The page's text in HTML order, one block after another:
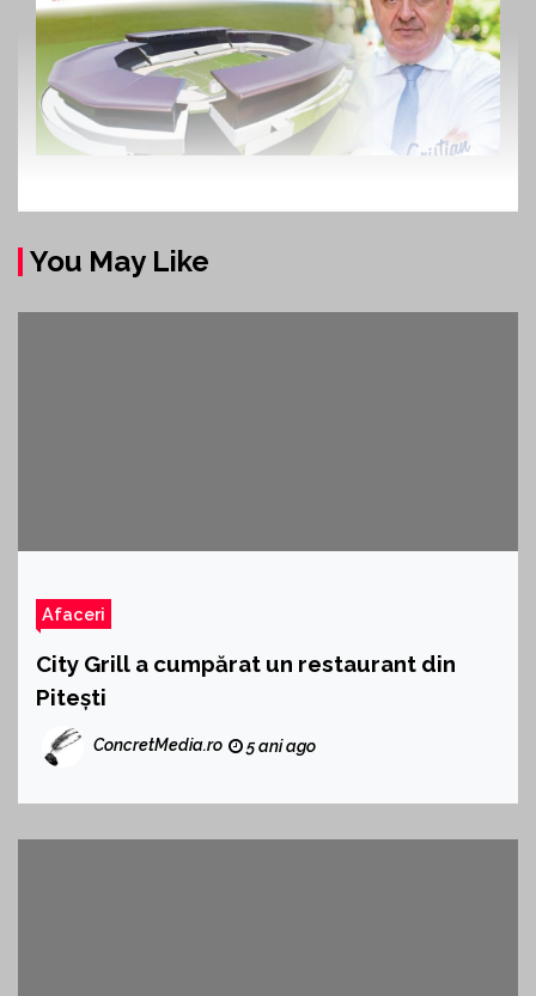
You May Like
Afaceri
City Grill a cumpărat un restaurant din
Pitești
ConcretMedia.ro 5 ani ago